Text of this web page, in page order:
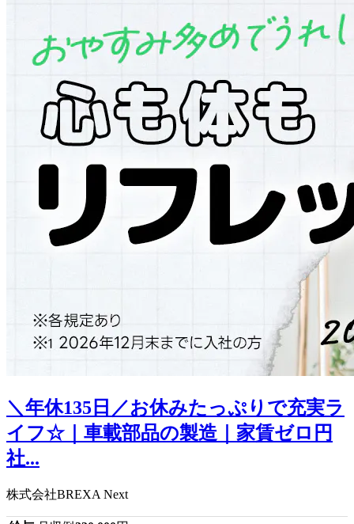
＼年休135日／お休みたっぷりで充実ラ
イフ☆｜車載部品の製造｜家賃ゼロ円
社...
株式会社BREXA Next